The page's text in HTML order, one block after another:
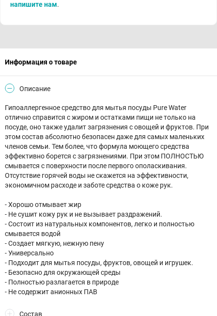
напишите нам.
Информация о товаре
Описание
Гипоаллергенное средство для мытья посуды Pure Water
отлично справится с жиром и остатками пищи не только на
посуде, оно также удалит загрязнения с овощей и фруктов. При
этом состав абсолютно безопасен даже для самых маленьких
членов семьи. Тем более, что формула моющего средства
эффективно борется с загрязнениями. При этом ПОЛНОСТЬЮ
смывается с поверхности после первого ополаскивания.
Отсутствие горячей воды не скажется на эффективности,
экономичном расходе и заботе средства о коже рук.
- Хорошо отмывает жир
- Не сушит кожу рук и не вызывает раздражений.
- Состоит из натуральных компонентов, легко и полностью
смывается водой
- Создает мягкую, нежную пену
- Универсально
- Подходит для мытья посуды, фруктов, овощей и игрушек.
- Безопасно для окружающей среды
- Полностью разлагается в природе
- Не содержит анионных ПАВ
Состав